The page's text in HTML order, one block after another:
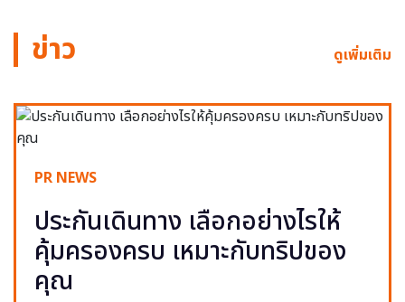
ข่าว ดูเพิ่มเติม
PR NEWS
ประกันเดินทาง เลือกอย่างไรให้
คุ้มครองครบ เหมาะกับทริปของ
คุณ